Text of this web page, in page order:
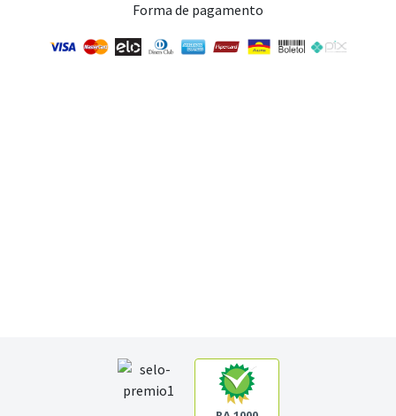
Forma de pagamento